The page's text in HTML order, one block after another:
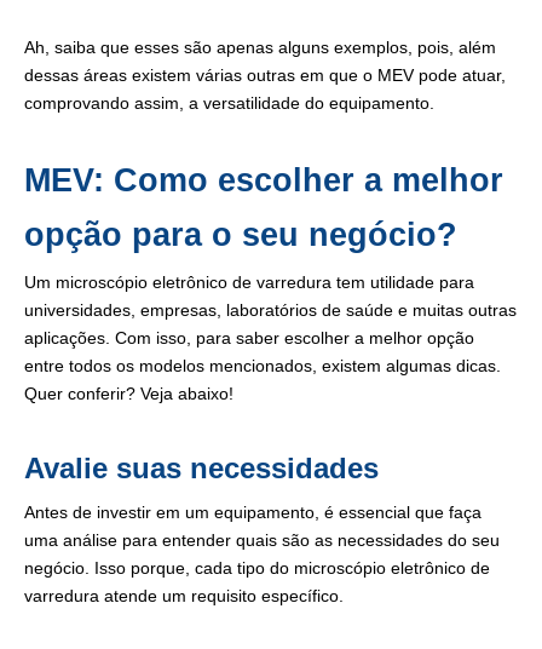
Ah, saiba que esses são apenas alguns exemplos, pois, além
dessas áreas existem várias outras em que o MEV pode atuar,
comprovando assim, a versatilidade do equipamento.
MEV: Como escolher a melhor
opção para o seu negócio?
Um microscópio eletrônico de varredura tem utilidade para
universidades, empresas, laboratórios de saúde e muitas outras
aplicações. Com isso, para saber escolher a melhor opção
entre todos os modelos mencionados, existem algumas dicas.
Quer conferir? Veja abaixo!
Avalie suas necessidades
Antes de investir em um equipamento, é essencial que faça
uma análise para entender quais são as necessidades do seu
negócio. Isso porque, cada tipo do microscópio eletrônico de
varredura atende um requisito específico.